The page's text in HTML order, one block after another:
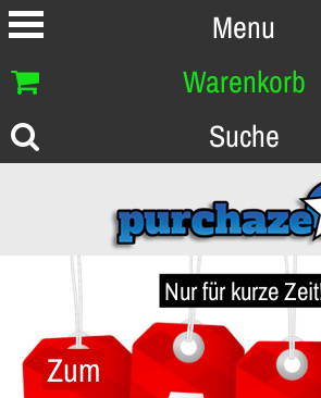
Menu
Warenkorb
Suche
Nur für kurze
Zum